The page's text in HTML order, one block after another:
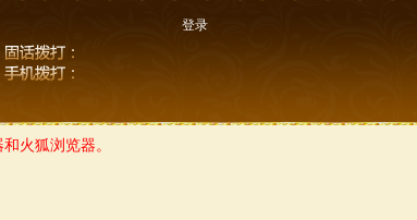
登录
火狐浏览器。